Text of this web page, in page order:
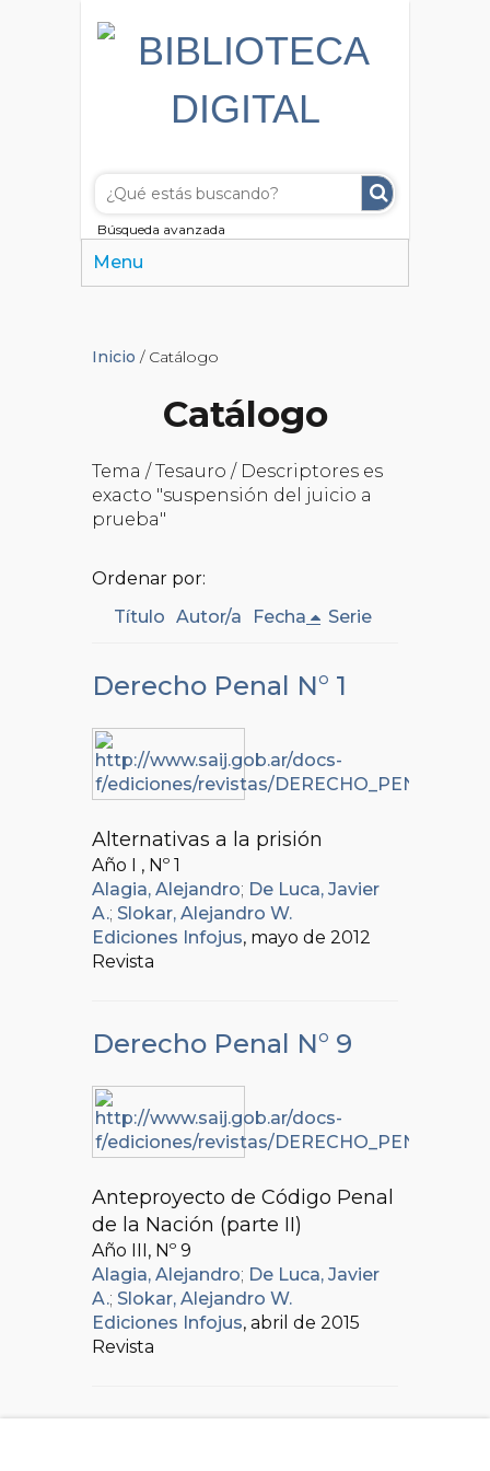
Búsqueda avanzada
Menu
Inicio / Catálogo
Catálogo
Tema / Tesauro / Descriptores es
exacto "suspensión del juicio a
prueba"
Ordenar por:
Título Autor/a Fecha Serie
Derecho Penal N° 1
Alternativas a la prisión
Año I , Nº 1
Alagia, Alejandro; De Luca, Javier
A.; Slokar, Alejandro W.
Ediciones Infojus, mayo de 2012
Revista
Derecho Penal N° 9
Anteproyecto de Código Penal
de la Nación (parte II)
Año III, Nº 9
Alagia, Alejandro; De Luca, Javier
A.; Slokar, Alejandro W.
Ediciones Infojus, abril de 2015
Revista